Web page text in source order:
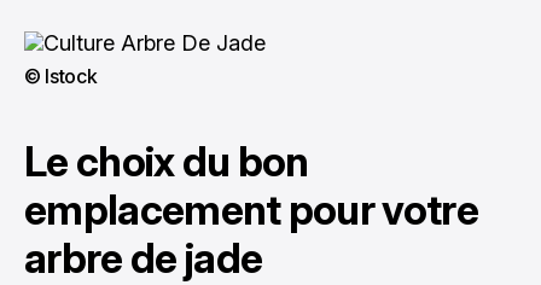
© Istock
Le choix du bon
emplacement pour votre
arbre de jade